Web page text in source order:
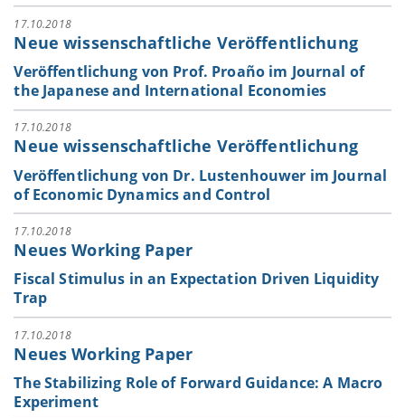
17.10.2018
Neue wissenschaftliche Veröffentlichung
Veröffentlichung von Prof. Proaño im Journal of
the Japanese and International Economies
17.10.2018
Neue wissenschaftliche Veröffentlichung
Veröffentlichung von Dr. Lustenhouwer im Journal
of Economic Dynamics and Control
17.10.2018
Neues Working Paper
Fiscal Stimulus in an Expectation Driven Liquidity
Trap
17.10.2018
Neues Working Paper
The Stabilizing Role of Forward Guidance: A Macro
Experiment